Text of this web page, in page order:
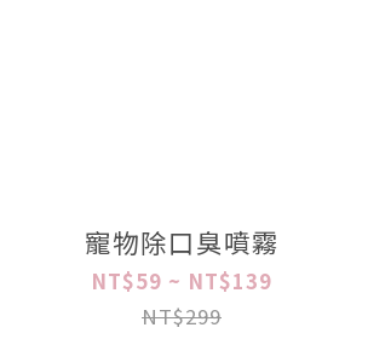
寵物除口臭噴霧
NT$59 ~ NT$139
NT$299